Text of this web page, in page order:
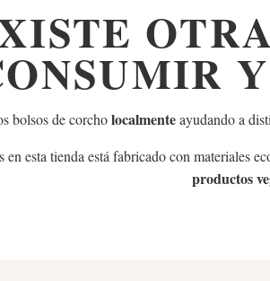
bolsos de corcholocalmenteayudando a
en esta tienda está fabricado con materiales
productos